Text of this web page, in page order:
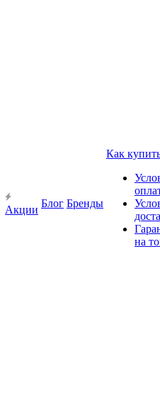
Акции
Блог Бренды
Как
на